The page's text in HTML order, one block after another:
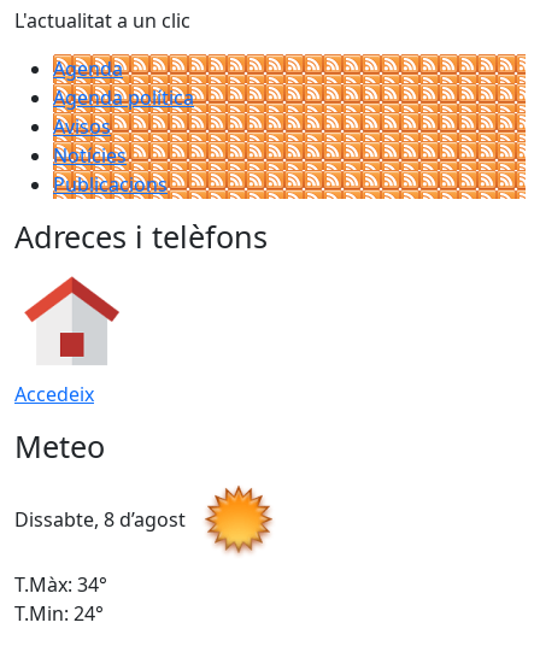
L'actualitat a un clic
Agenda
Agenda política
Avisos
Notícies
Publicacions
Adreces i telèfons
Accedeix
Meteo
Dissabte, 8 d’agost
T.Màx: 34°
T.Min: 24°